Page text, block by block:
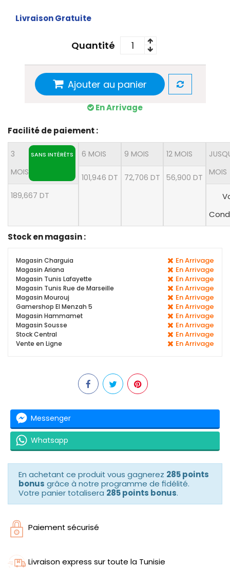
Livraison Gratuite
Quantité
Ajouter au panier
En Arrivage
Facilité de paiement :
3
MOIS
SANS INTÉRÊTS
189,667 DT
6 MOIS
101,946 DT
9 MOIS
72,706 DT
12 MOIS
56,900 DT
MOIS
Stock en magasin :
Magasin Charguia En Arrivage
Magasin Ariana En Arrivage
Magasin Tunis Lafayette En Arrivage
Magasin Tunis Rue de Marseille En Arrivage
Magasin Mourouj En Arrivage
Gamershop El Menzah 5 En Arrivage
Magasin Hammamet En Arrivage
Magasin Sousse En Arrivage
Stock Central En Arrivage
Vente en Ligne En Arrivage
Messenger
Whatsapp
En achetant ce produit vous gagnerez 285 points
bonus grâce à notre programme de fidélité.
Votre panier totalisera 285 points bonus.
Paiement sécurisé
Livraison express sur toute la Tunisie